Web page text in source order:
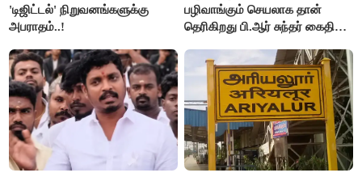
'டிஜிட்டல்' நிறுவனங்களுக்கு
அபராதம்..!
பழிவாங்கும் செயலாக தான்
தெரிகிறது பி.ஆர் சுந்தர் கைதிற்கு